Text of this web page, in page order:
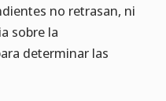
no retrasan, ni
sobre la
determinar las